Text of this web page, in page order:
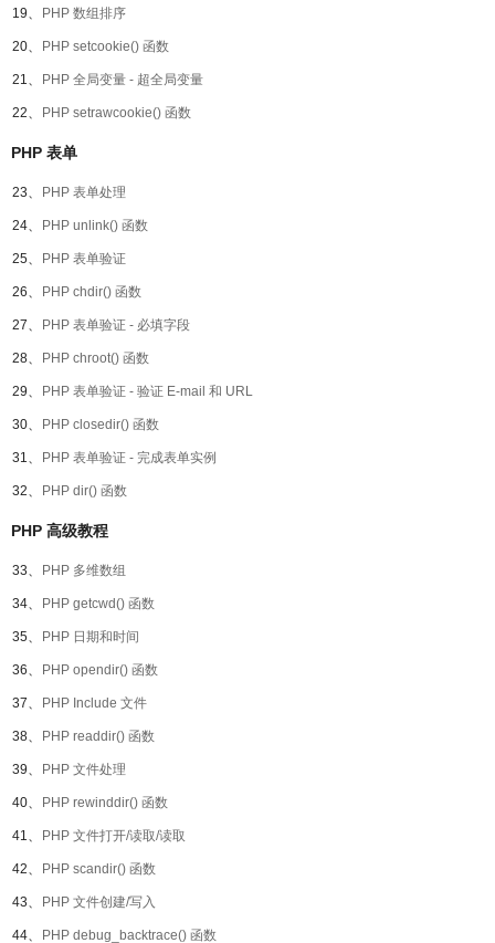
19、 PHP 数组排序
20、 PHP setcookie() 函数
21、 PHP 全局变量 - 超全局变量
22、 PHP setrawcookie() 函数
PHP 表单
23、 PHP 表单处理
24、 PHP unlink() 函数
25、 PHP 表单验证
26、 PHP chdir() 函数
27、 PHP 表单验证 - 必填字段
28、 PHP chroot() 函数
29、 PHP 表单验证 - 验证 E-mail 和 URL
30、 PHP closedir() 函数
31、 PHP 表单验证 - 完成表单实例
32、 PHP dir() 函数
PHP 高级教程
33、 PHP 多维数组
34、 PHP getcwd() 函数
35、 PHP 日期和时间
36、 PHP opendir() 函数
37、 PHP Include 文件
38、 PHP readdir() 函数
39、 PHP 文件处理
40、 PHP rewinddir() 函数
41、 PHP 文件打开/读取/读取
42、 PHP scandir() 函数
43、 PHP 文件创建/写入
44、 PHP debug_backtrace() 函数